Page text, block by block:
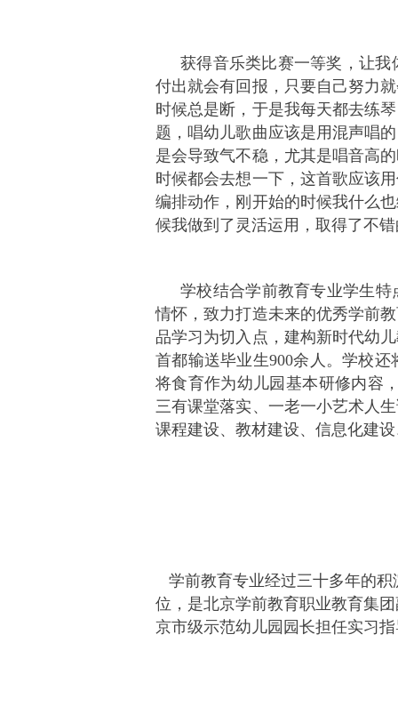
获得音乐类比赛一等奖，让
付出就会有回报，只要自己努力
时候总是断，于是我每天都去练
题，唱幼儿歌曲应该是用混声唱
是会导致气不稳，尤其是唱音高
时候都会去想一下，这首歌应该
编排动作，刚开始的时候我什么
候我做到了灵活运用，取得了不
学校结合学前教育专业学生
情怀，致力打造未来的优秀学前
品学习为切入点，建构新时代幼
首都输送毕业生900余人。学校
将食育作为幼儿园基本研修内容
三有课堂落实、一老一小艺术人
课程建设、教材建设、信息化建
学前教育专业经过三十多年的积
位，是北京学前教育职业教育集
京市级示范幼儿园园长担任实习